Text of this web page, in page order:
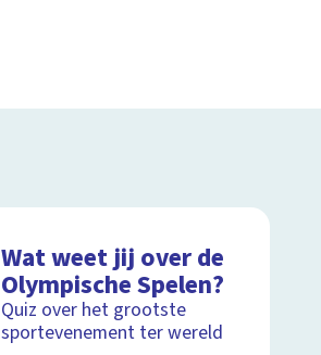
Wat weet jij over de
Olympische Spelen?
Quiz over het grootste
sportevenement ter wereld